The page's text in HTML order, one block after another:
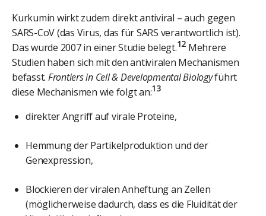
Kurkumin wirkt zudem direkt antiviral – auch gegen
SARS-CoV (das Virus, das für SARS verantwortlich ist).
Das wurde 2007 in einer Studie belegt.12 Mehrere
Studien haben sich mit den antiviralen Mechanismen
befasst. Frontiers in Cell & Developmental Biologyführt
diese Mechanismen wie folgt an:13
direkter Angriff auf virale Proteine,
Hemmung der Partikelproduktion und der
Genexpression,
Blockieren der viralen Anheftung an Zellen
(möglicherweise dadurch, dass es die Fluidität der